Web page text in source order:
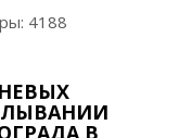
4188
В